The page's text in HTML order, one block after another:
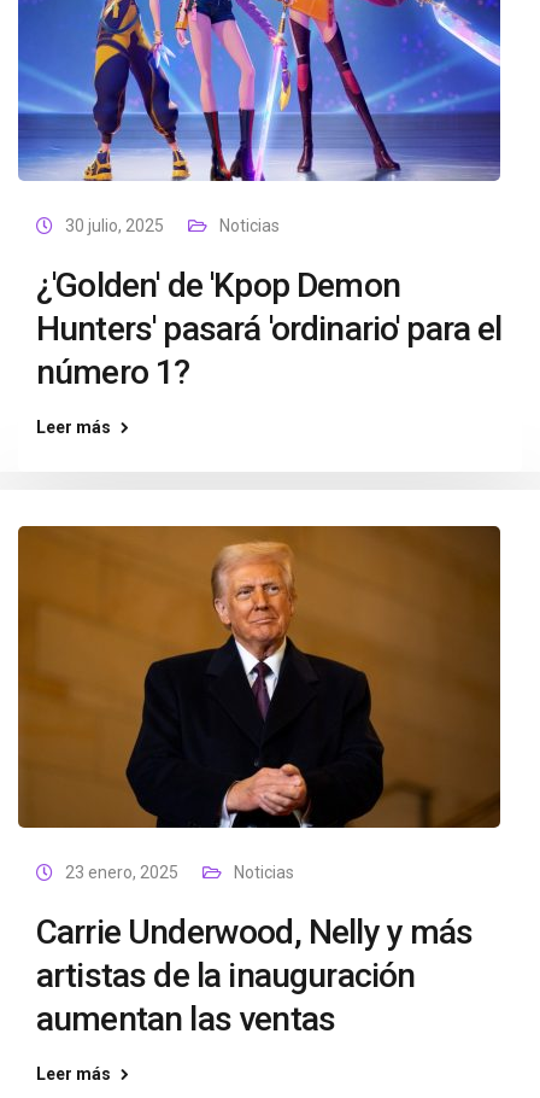
30 julio, 2025 Noticias
¿'Golden' de 'Kpop Demon
Hunters' pasará 'ordinario' para el
número 1?
Leer más
23 enero, 2025 Noticias
Carrie Underwood, Nelly y más
artistas de la inauguración
aumentan las ventas
Leer más